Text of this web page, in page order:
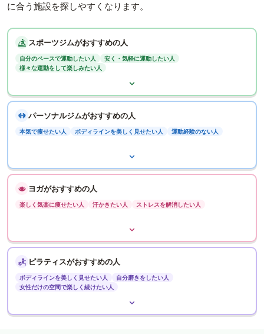
に合う施設を探しやすくなります。
スポーツジムがおすすめの人
自分のペースで運動したい人
安く・気軽に運動したい人
様々な運動をして楽しみたい人
パーソナルジムがおすすめの人
本気で痩せたい人 ボディラインを美しく見せたい人 運動経験のない人
ヨガがおすすめの人
楽しく気楽に痩せたい人 汗かきたい人 ストレスを解消したい人
ピラティスがおすすめの人
ボディラインを美しく見せたい人
自分磨きをしたい人
女性だけの空間で楽しく続けたい人